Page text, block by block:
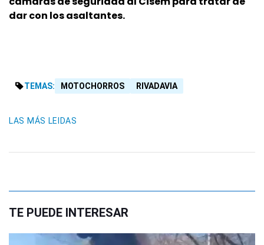
dar con los asaltantes.
TEMAS: MOTOCHORROS RIVADAVIA
LAS MÁS LEIDAS
TE PUEDE INTERESAR